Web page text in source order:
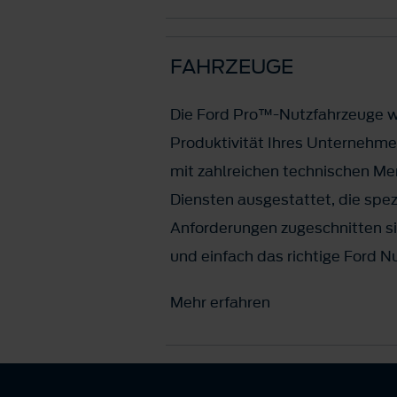
FAHRZEUGE
Die Ford Pro™-Nutzfahrzeuge
Produktivität Ihres
mit zahlreichen technischen
Diensten ausgestattet, die
Anforderungen zugeschnitten
und einfach das richtige Ford
Mehr erfahren